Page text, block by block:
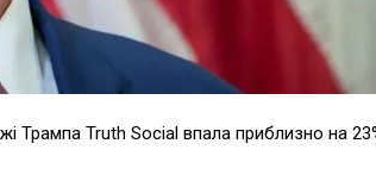
Трампа Truth Social впала приблизно на